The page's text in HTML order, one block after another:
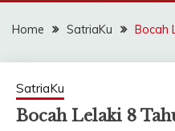
Home SatriaKu Bocah
SatriaKu
Bocah Lelaki 8